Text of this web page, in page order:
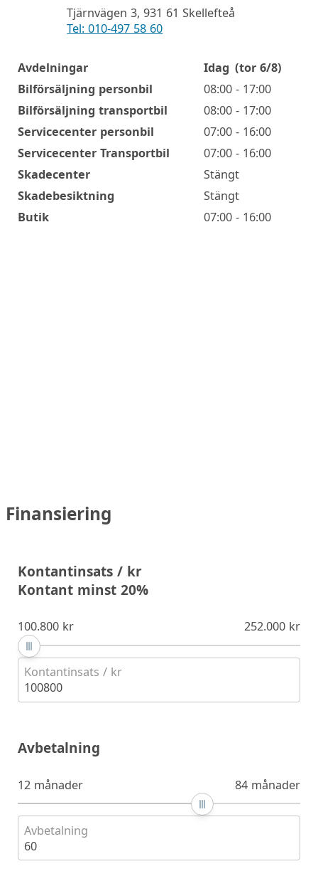
Tjärnvägen 3, 931 61 Skellefteå
Tel: 010-497 58 60
Öppettider
Avdelningar Idag (tor 6/8)
Bilförsäljning personbil
08:00 - 17:00
Bilförsäljning transportbil
08:00 - 17:00
Servicecenter personbil
07:00 - 16:00
Servicecenter Transportbil
07:00 - 16:00
Skadecenter
Stängt
Skadebesiktning
Stängt
Butik
07:00 - 16:00
Finansiering
Kontantinsats / kr
Kontant minst 20%
100.800 kr 252.000 kr
Kontantinsats / kr
100800
Avbetalning
12 månader 84 månader
Avbetalning
60